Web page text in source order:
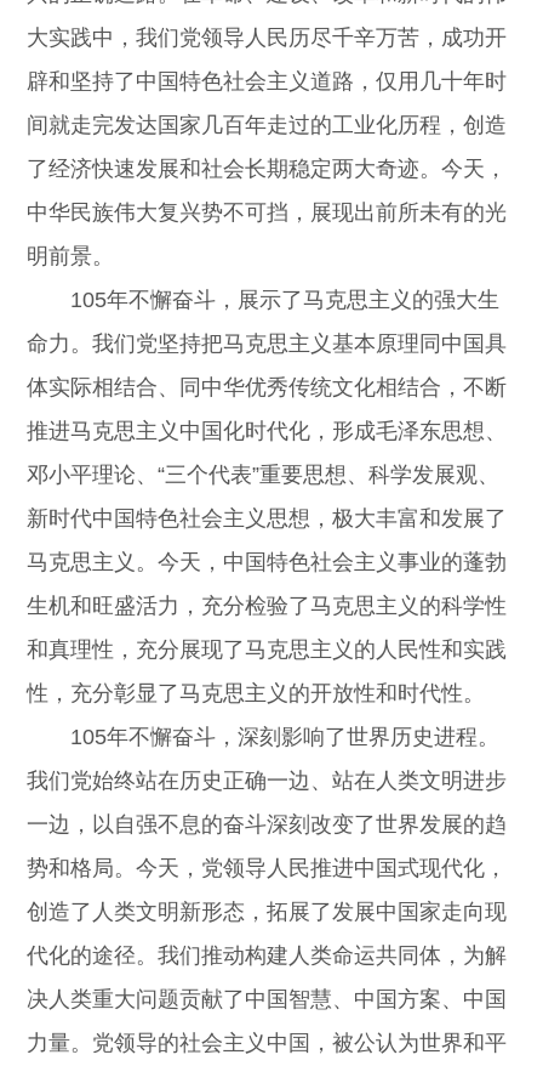
大实践中，我们党领导人民历尽千辛万苦，成功开
辟和坚持了中国特色社会主义道路，仅用几十年时
间就走完发达国家几百年走过的工业化历程，创造
了经济快速发展和社会长期稳定两大奇迹。今天，
中华民族伟大复兴势不可挡，展现出前所未有的光
明前景。
105年不懈奋斗，展示了马克思主义的强大生
命力。我们党坚持把马克思主义基本原理同中国具
体实际相结合、同中华优秀传统文化相结合，不断
推进马克思主义中国化时代化，形成毛泽东思想、
邓小平理论、“三个代表”重要思想、科学发展观、
新时代中国特色社会主义思想，极大丰富和发展了
马克思主义。今天，中国特色社会主义事业的蓬勃
生机和旺盛活力，充分检验了马克思主义的科学性
和真理性，充分展现了马克思主义的人民性和实践
性，充分彰显了马克思主义的开放性和时代性。
105年不懈奋斗，深刻影响了世界历史进程。
我们党始终站在历史正确一边、站在人类文明进步
一边，以自强不息的奋斗深刻改变了世界发展的趋
势和格局。今天，党领导人民推进中国式现代化，
创造了人类文明新形态，拓展了发展中国家走向现
代化的途径。我们推动构建人类命运共同体，为解
决人类重大问题贡献了中国智慧、中国方案、中国
力量。党领导的社会主义中国，被公认为世界和平